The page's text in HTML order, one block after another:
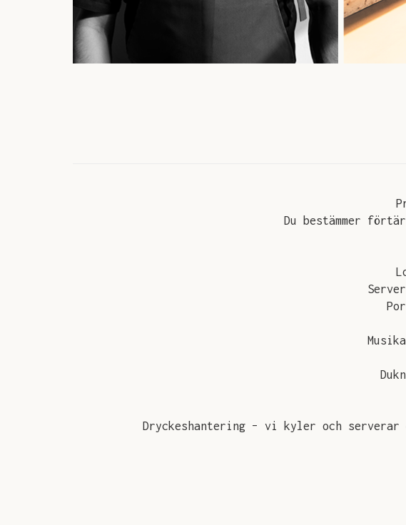
Du bestämmer
Dryckeshantering – vi kyler och